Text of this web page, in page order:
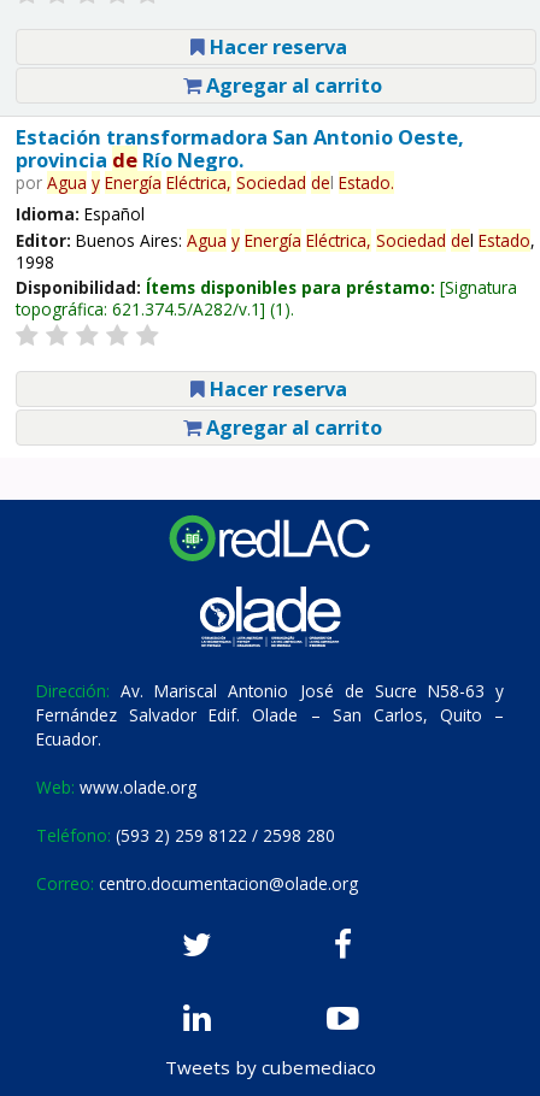
Hacer reserva
Agregar al carrito
Estación transformadora San Antonio Oeste,
provincia deRío Negro.
por Agua y Energía Eléctrica, Sociedad del Estado.
Idioma: Español
Editor: Buenos Aires: Agua y Energía Eléctrica, Sociedad del Estado,
1998
Disponibilidad: Ítems disponibles para préstamo: Signatura
topográfica: 621.374.5/A282/v.1 (1).
Hacer reserva
Agregar al carrito
Dirección: Av. Mariscal Antonio José de Sucre N58-63 y
Fernández Salvador Edif. Olade – San Carlos, Quito –
Ecuador.
Web: www.olade.org
Teléfono: (593 2) 259 8122 / 2598 280
Correo: centro.documentacion@olade.org
Tweets by cubemediaco